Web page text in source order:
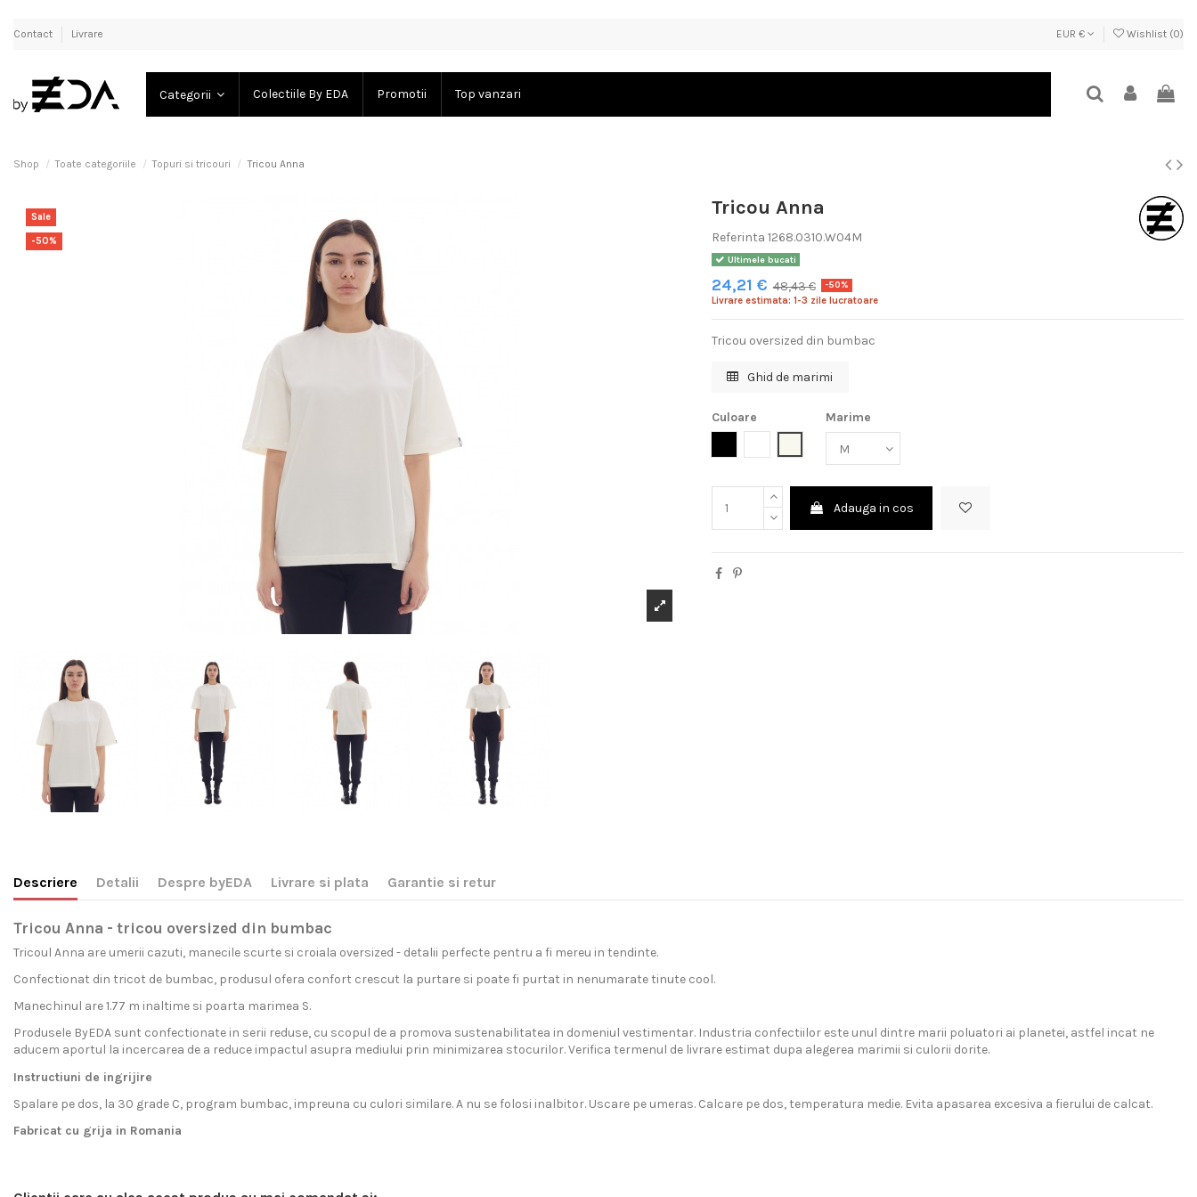
Contact Livrare EUR € Wishlist (0)
Categorii Colectiile By EDA Promotii Top vanzari
Shop Toate categoriile Topuri si tricouri Tricou Anna
Sale
-50%
Tricou Anna
Referinta 1268.0310.W04M
Ultimele bucati
24,21 € 48,43 €
-50%
Livrare estimata: 1-3 zile lucratoare
Tricou oversized din bumbac
Ghid de marimi
Culoare
Marime
Adauga in cos
Descriere Detalii Despre byEDA Livrare si plata Garantie si retur
Tricou Anna - tricou oversized din bumbac
Tricoul Anna are umerii cazuti, manecile scurte si croiala oversized - detalii perfecte pentru a fi mereu in tendinte.
Confectionat din tricot de bumbac, produsul ofera confort crescut la purtare si poate fi purtat in nenumarate tinute cool.
Manechinul are 1.77 m inaltime si poarta marimea S.
Produsele ByEDA sunt confectionate in serii reduse, cu scopul de a promova sustenabilitatea in domeniul vestimentar. Industria confectiilor este unul dintre marii poluatori ai planetei, astfel incat ne
aducem aportul la incercarea de a reduce impactul asupra mediului prin minimizarea stocurilor. Verifica termenul de livrare estimat dupa alegerea marimii si culorii dorite.
Instructiuni de ingrijire
Spalare pe dos, la 30 grade C, program bumbac, impreuna cu culori similare. A nu se folosi inalbitor. Uscare pe umeras. Calcare pe dos, temperatura medie. Evita apasarea excesiva a fierului de calcat.
Fabricat cu grija in Romania
Material
Suntem direct interesati sa oferim haine de cea mai buna calitate, motiv pentru care suntem foarte exigenti cu furnizorii nostri: